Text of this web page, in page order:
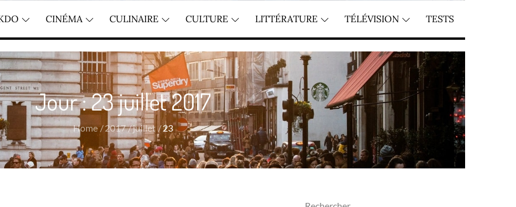
CINÉMA CULINAIRE CULTURE LITTÉRATURE TÉLÉVISION TESTS
Jour :23 juillet 2017
Home 2017 juillet 23